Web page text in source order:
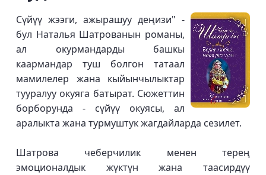
Сүйүү жээги, ажырашуу деңизи" -
бул Наталья Шатрованын романы,
ал окурмандарды башкы
каармандар туш болгон татаал
мамилелер жана кыйынчылыктар
тууралуу окуяга батырат. Сюжеттин
борборунда - сүйүү окуясы, ал
аралыкта жана турмуштук жагдайларда сезилет.
Шатрова чеберчилик менен терең
эмоционалдык жүктүн жана таасирдүү